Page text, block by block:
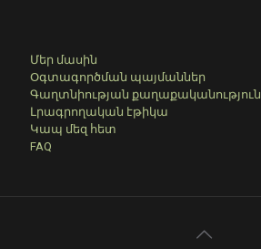
Մեր մասին
Օգտագործման պայմաններ
Գաղտնիության քաղաքականություն
Լրագրողական էթիկա
Կապ մեզ հետ
FAQ